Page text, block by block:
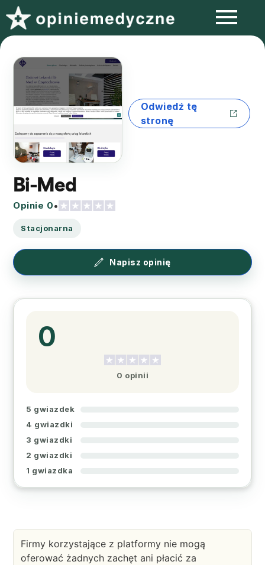
Odwiedź tę
stronę
Bi-Med
Opinie 0•
Stacjonarna
Napisz opinię
0
0 opinii
5 gwiazdek
4 gwiazdki
3 gwiazdki
2 gwiazdki
1 gwiazdka
Firmy korzystające z platformy nie mogą
oferować żadnych zachęt ani płacić za